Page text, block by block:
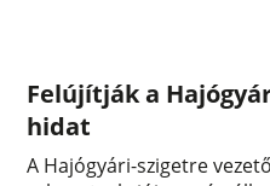
Felújítják a
hidat
A Hajógyári-szigetre